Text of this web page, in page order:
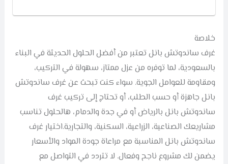
خلاصة
غرف ساندوتش بانل تعتبر من أفضل الحلول الحديثة في البناء
بالسعودية، لما توفره من عزل ممتاز، سهولة في التركيب،
ومقاومة للعوامل الجوية. سواء كنت تبحث عن غرف ساندوتش
بانل جاهزة أو حسب الطلب، أو تحتاج إلى تركيب غرف
ساندوتش بانل بالرياض أو في جدة والدمام، هالحلول تناسب
مشاريعك الصناعية، الزراعية، السكنية، والتجارية.اختيار غرف
ساندوتش بانل المناسبة مع مراعاة جودة المواد والأسعار
يضمن لك مشروع ناجح وفعال. لا تتردد في التواصل مع